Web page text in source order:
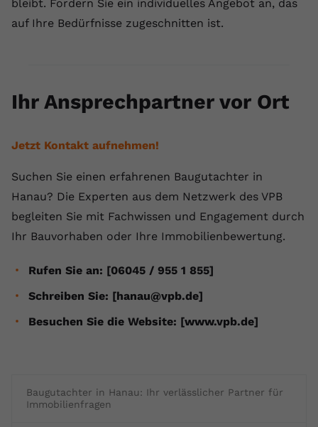
Baugutachter in Hanau: Ihr verlässlicher Partner für
Immobilienfragen
bleibt. Fordern Sie ein individuelles Angebot an, das
auf Ihre Bedürfnisse zugeschnitten ist.
Ihr Ansprechpartner vor Ort
Jetzt Kontakt aufnehmen!
Suchen Sie einen erfahrenen Baugutachter in
Hanau? Die Experten aus dem Netzwerk des VPB
begleiten Sie mit Fachwissen und Engagement durch
Ihr Bauvorhaben oder Ihre Immobilienbewertung.
Rufen Sie an: [06045 / 955 1 855]
Schreiben Sie: [hanau@vpb.de]
Besuchen Sie die Website: [www.vpb.de]